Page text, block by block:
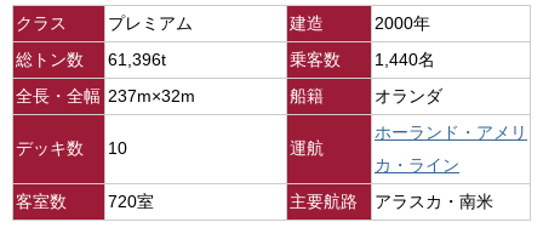
クラス プレミアム 建造
2000年
総トン数
61,396t 乗客数
1,440名
全長・全幅 237m×32m 船籍 オランダ
デッキ数 10 運航
ホーランド・アメリ
カ・ライン
客室数
720室 主要航路 アラスカ・南米